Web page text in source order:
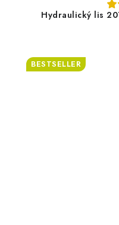
Hydraulický lis
BESTSELLER